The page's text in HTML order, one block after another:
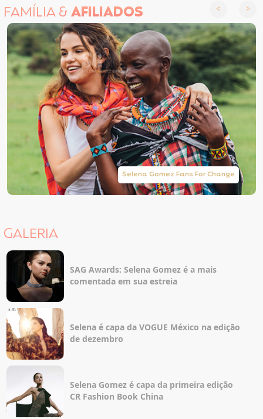
FAMÍLIA &AFILIADOS
Selena Gomez Fans For Change
GALERIA
SAG Awards: Selena Gomez é a mais
comentada em sua estreia
Selena é capa da VOGUE México na edição
de dezembro
Selena Gomez é capa da primeira edição
CR Fashion Book China